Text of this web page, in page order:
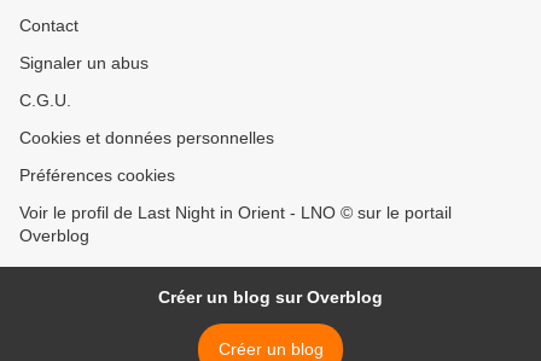
Contact
Signaler un abus
C.G.U.
Cookies et données personnelles
Préférences cookies
Voir le profil de Last Night in Orient - LNO © sur le portail
Overblog
Créer un blog sur Overblog
Créer un blog